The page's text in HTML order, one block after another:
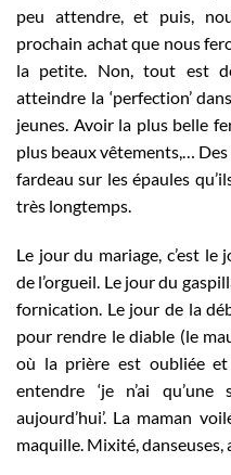
peu attendre, et puis,
prochain achat que nous
la petite. Non, tout est
atteindre la ‘perfection’
jeunes. Avoir la plus belle
plus beaux vêtements,…
fardeau sur les épaules
très longtemps.
Le jour du mariage, c’est le
de l’orgueil. Le jour du
fornication. Le jour de la
pour rendre le diable (le
où la prière est oubliée
entendre ‘je n’ai
aujourd’hui’. La maman
maquille. Mixité, danseuses,